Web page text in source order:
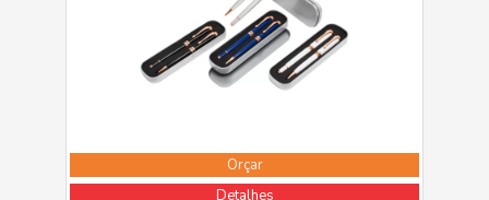
Orçar
Detalhes